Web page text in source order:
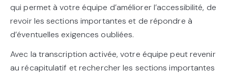
qui permet à votre équipe d’améliorer l’accessibilité, de
revoir les sections importantes et de répondre à
d’éventuelles exigences oubliées.
Avec la transcription activée, votre équipe peut revenir
au récapitulatif et rechercher les sections importantes